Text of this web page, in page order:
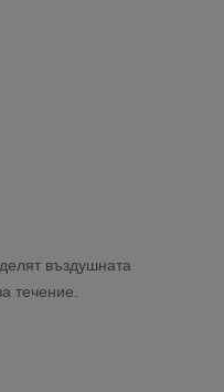
въздушната
течение.